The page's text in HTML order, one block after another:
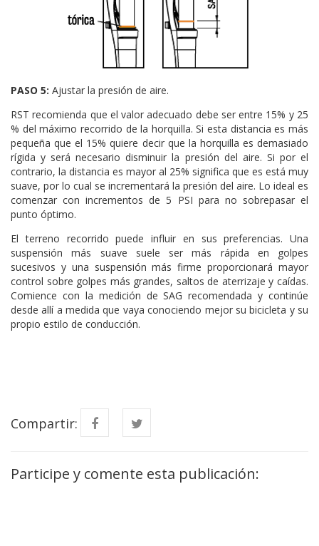
PASO 5: Ajustar la presión de aire.
RST recomienda que el valor adecuado debe ser entre 15% y 25
% del máximo recorrido de la horquilla. Si esta distancia es más
pequeña que el 15% quiere decir que la horquilla es demasiado
rígida y será necesario disminuir la presión del aire. Si por el
contrario, la distancia es mayor al 25% significa que es está muy
suave, por lo cual se incrementará la presión del aire. Lo ideal es
comenzar con incrementos de 5 PSI para no sobrepasar el
punto óptimo.
El terreno recorrido puede influir en sus preferencias. Una
suspensión más suave suele ser más rápida en golpes
sucesivos y una suspensión más firme proporcionará mayor
control sobre golpes más grandes, saltos de aterrizaje y caídas.
Comience con la medición de SAG recomendada y continúe
desde allí a medida que vaya conociendo mejor su bicicleta y su
propio estilo de conducción.
Compartir:
Participe y comente esta publicación: